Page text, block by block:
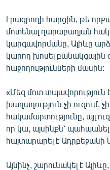
ՀԵՏԵՎԵՔ ՄԵԶ
«Ազատության» բոլոր
Լրագրողի հարցին, թե
մոտենալ ղարաբաղյան
կարգավորմանը, Ալիևը
կարող խոսել բանակցային
հաջողությունների մասին:
«Մեզ մոտ տպավորություն
խաղաղություն չի ուզում,
հակամարտությունը, այլ
որ կա, այսինքն՝
հայտարարել է
Այնինչ, շարունակել է